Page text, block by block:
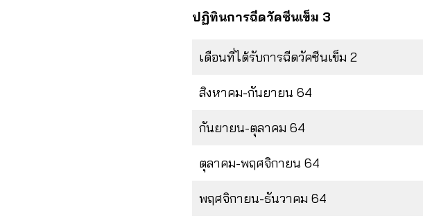
ปฏิทินการฉีดวัคซีนเข็ม 3
เดือนที่ได้รับการฉีดวัคซีนเข็ม 2
สิงหาคม-กันยายน 64
กันยายน-ตุลาคม 64
ตุลาคม-พฤศจิกายน 64
พฤศจิกายน-ธันวาคม 64